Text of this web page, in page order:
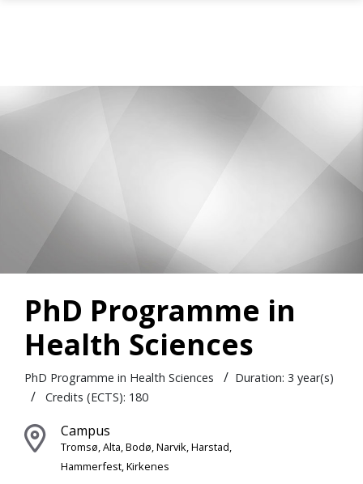
Gå til hovedinnhold
PhD Programme in
Health Sciences
PhD Programme in Health Sciences / Duration: 3 year(s)
/ Credits (ECTS): 180
Campus
Tromsø, Alta, Bodø, Narvik, Harstad,
Hammerfest, Kirkenes